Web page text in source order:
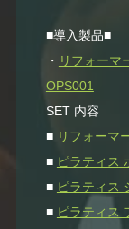
■導入製品■
・ リフォーマ
OPS001
SET 内容
■ リフォーマ
■ ピラティス
■ ピラティス
■ ピラティス